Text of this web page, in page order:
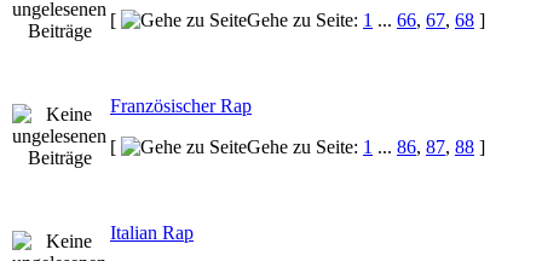
[
Gehe zu Seite: 1 ... 66, 67, 68 ]
Französischer Rap
[
Gehe zu Seite: 1 ... 86, 87, 88 ]
Italian Rap